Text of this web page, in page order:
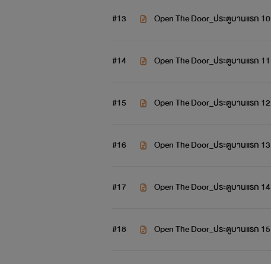
#13 Open The Door_ประตูบานแรก 10
#14 Open The Door_ประตูบานแรก 11
#15 Open The Door_ประตูบานแรก 12
#16 Open The Door_ประตูบานแรก 13
#17 Open The Door_ประตูบานแรก 14
#18 Open The Door_ประตูบานแรก 15